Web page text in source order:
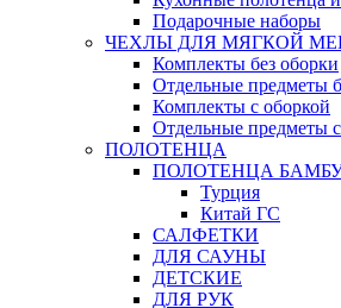
Подарочные наборы
ЧЕХЛЫ ДЛЯ МЯГКОЙ
Комплекты без оборки
Отдельные предметы
Комплекты с оборкой
Отдельные предметы
ПОЛОТЕНЦА
ПОЛОТЕНЦА
Турция
Китай ГС
САЛФЕТКИ
ДЛЯ САУНЫ
ДЕТСКИЕ
ДЛЯ РУК